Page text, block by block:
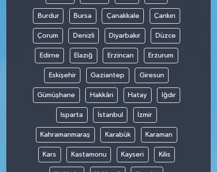
Burdur Bursa Çanakkale Çankırı
Çorum Denizli Diyarbakır Düzce
Edirne Elazığ Erzincan Erzurum
Eskişehir Gaziantep Giresun
Gümüşhane Hakkâri Hatay Iğdır
Isparta İstanbul İzmir
Kahramanmaraş Karabük Karaman
Kars Kastamonu Kayseri Kilis